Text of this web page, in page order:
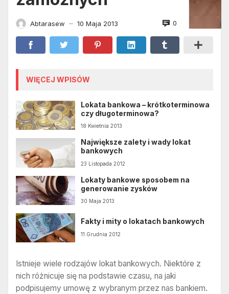
Abtarasew — 10 Maja 2013 0
WIĘCEJ WPISÓW
Lokata bankowa – krótkoterminowa
czy długoterminowa?
18 Kwietnia 2013
Największe zalety i wady lokat
bankowych
23 Listopada 2012
Lokaty bankowe sposobem na
generowanie zysków
30 Maja 2013
Fakty i mity o lokatach bankowych
11 Grudnia 2012
Istnieje wiele rodzajów lokat bankowych. Niektóre z
nich różnicuje się na podstawie czasu, na jaki
podpisujemy umowę z wybranym przez nas bankiem.